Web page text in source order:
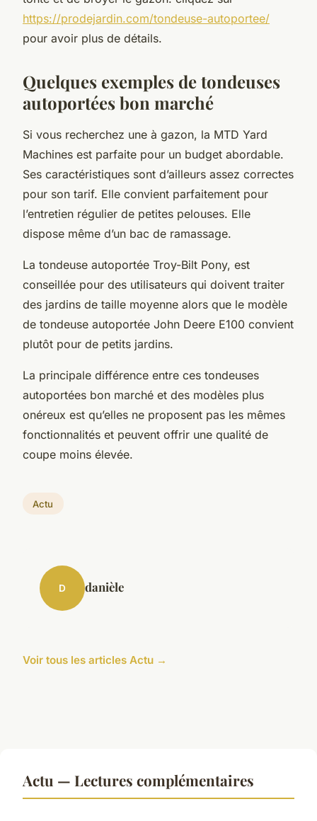
https://prodejardin.com/tondeuse-autoportee/
pour avoir plus de détails.
Quelques exemples de tondeuses
autoportées bon marché
Si vous recherchez une à gazon, la MTD Yard
Machines est parfaite pour un budget abordable.
Ses caractéristiques sont d’ailleurs assez correctes
pour son tarif. Elle convient parfaitement pour
l’entretien régulier de petites pelouses. Elle
dispose même d’un bac de ramassage.
La tondeuse autoportée Troy-Bilt Pony, est
conseillée pour des utilisateurs qui doivent traiter
des jardins de taille moyenne alors que le modèle
de tondeuse autoportée John Deere E100 convient
plutôt pour de petits jardins.
La principale différence entre ces tondeuses
autoportées bon marché et des modèles plus
onéreux est qu’elles ne proposent pas les mêmes
fonctionnalités et peuvent offrir une qualité de
coupe moins élevée.
Actu
D danièle
Voir tous les articles Actu →
Actu — Lectures complémentaires